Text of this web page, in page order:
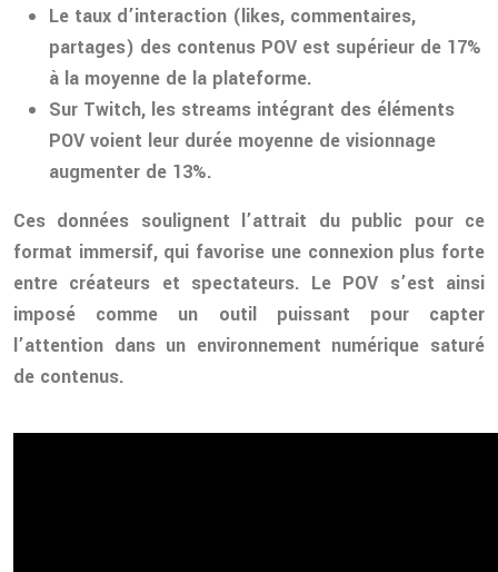
Le taux d’interaction (likes, commentaires,
partages) des contenus POV est supérieur de 17%
à la moyenne de la plateforme.
Sur Twitch, les streams intégrant des éléments
POV voient leur durée moyenne de visionnage
augmenter de 13%.
Ces données soulignent l’attrait du public pour ce
format immersif, qui favorise une connexion plus forte
entre créateurs et spectateurs. Le POV s’est ainsi
imposé comme un outil puissant pour capter
l’attention dans un environnement numérique saturé
de contenus.